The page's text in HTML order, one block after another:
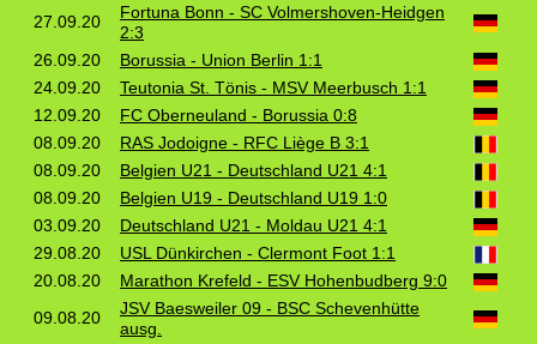
27.09.20
Fortuna Bonn - SC Volmershoven-Heidgen
2:3
26.09.20
Borussia - Union Berlin 1:1
24.09.20
Teutonia St. Tönis - MSV Meerbusch 1:1
12.09.20
FC Oberneuland - Borussia 0:8
08.09.20
RAS Jodoigne - RFC Liège B 3:1
08.09.20
Belgien U21 - Deutschland U21 4:1
08.09.20
Belgien U19 - Deutschland U19 1:0
03.09.20
Deutschland U21 - Moldau U21 4:1
29.08.20
USL Dünkirchen - Clermont Foot 1:1
20.08.20
Marathon Krefeld - ESV Hohenbudberg 9:0
09.08.20
JSV Baesweiler 09 - BSC Schevenhütte
ausg.